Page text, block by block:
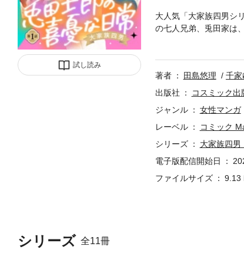
試し読み
シリーズ 全11冊
大人気「大家族四男シ
の七人兄弟、兎田家は
近所さんに愛される彼
著者 田島悠理 千家
出版社
コスミック出
ジャンル
女性マンガ
レーベル
コミック
シリーズ
大家族四男
電子版配信開始日
ファイルサイズ
9.13